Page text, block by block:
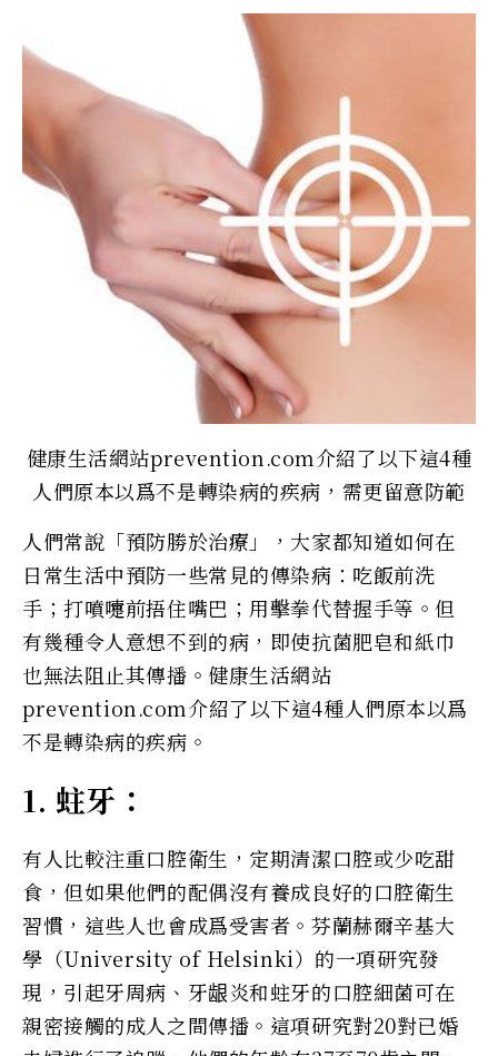
健康生活網站prevention.com介紹了以下這4種
人們原本以爲不是轉染病的疾病，需更留意防範
人們常說「預防勝於治療」，大家都知道如何在
日常生活中預防一些常見的傳染病：吃飯前洗
手；打噴嚏前捂住嘴巴；用擊拳代替握手等。但
有幾種令人意想不到的病，即使抗菌肥皂和紙巾
也無法阻止其傳播。健康生活網站
prevention.com介紹了以下這4種人們原本以爲
不是轉染病的疾病。
1. 蛀牙：
有人比較注重口腔衛生，定期清潔口腔或少吃甜
食，但如果他們的配偶沒有養成良好的口腔衛生
習慣，這些人也會成爲受害者。芬蘭赫爾辛基大
學（University of Helsinki）的一項研究發
現，引起牙周病、牙龈炎和蛀牙的口腔細菌可在
親密接觸的成人之間傳播。這項研究對20對已婚